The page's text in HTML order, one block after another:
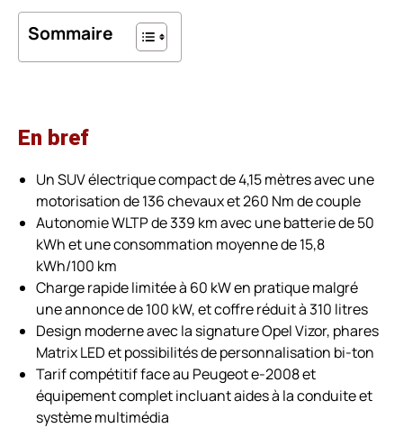
Sommaire
En bref
Un SUV électrique compact de 4,15 mètres avec une
motorisation de 136 chevaux et 260 Nm de couple
Autonomie WLTP de 339 km avec une batterie de 50
kWh et une consommation moyenne de 15,8
kWh/100 km
Charge rapide limitée à 60 kW en pratique malgré
une annonce de 100 kW, et coffre réduit à 310 litres
Design moderne avec la signature Opel Vizor, phares
Matrix LED et possibilités de personnalisation bi-ton
Tarif compétitif face au Peugeot e-2008 et
équipement complet incluant aides à la conduite et
système multimédia